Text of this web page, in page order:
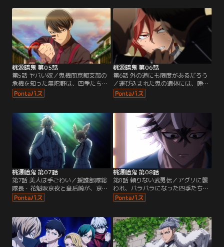
皇后崎迅の挑発に乗り、開始早々戦
い始めてしまう。
役を殺せば即卒業」という特別ルー
ルに則り、無陀野に挑む。
桃源暗鬼 第05話
第5話 ヤバい奴／鬼機関京都支部の
危機を知った無陀野は、四季たちを
連れて救援に向かう。京都では、桃
太郎機関戦闘部隊の隊長・桃宮唾切
襲撃。恐ろしい計画を進めようとし
ていた。
桃源暗鬼 第06話
第6話 外の道にも限度があるだろう
／運び込まれた鬼の遺体には、唾切
の細菌が仕込まれていた。唾切の能
力により操られた遺体が、かつての
持たない援護部隊や怪我人に対抗す
る手段はなく、京都支部は壊滅の危
機に陥る。
桃源暗鬼 第07話
第7話 美人は手ごわい／援護部隊総
隊長・花魁坂京夜と皇后崎が、京都
支部に侵入した唾切と蓬に遭遇す
る。花魁坂は伝令の指示を出して皇
の力で巨大な黒い箱を造り出し、京
都支部を丸ごと閉じ込めてしまう。
桃源暗鬼 第08話
第8話 頼りない武勇伝／アグリに襲
われ、バラバラになった四季たち。
漣水鶏は血蝕解放を使い、一匹のア
グリを倒すも、続いて現れたアグリ
たりにしながら、手術岾ロクロは何
もできずに怯えていて……。